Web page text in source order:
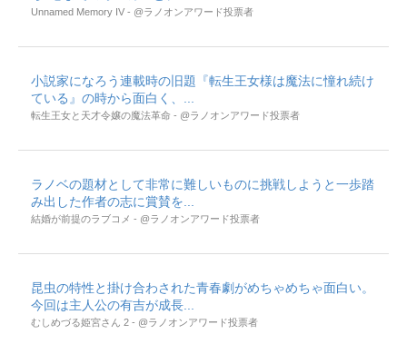
Unnamed Memory IV - @ラノオンアワード投票者
小説家になろう連載時の旧題『転生王女様は魔法に憧れ続け
ている』の時から面白く、...
転生王女と天才令嬢の魔法革命 - @ラノオンアワード投票者
ラノベの題材として非常に難しいものに挑戦しようと一歩踏
み出した作者の志に賞賛を...
結婚が前提のラブコメ - @ラノオンアワード投票者
昆虫の特性と掛け合わされた青春劇がめちゃめちゃ面白い。
今回は主人公の有吉が成長...
むしめづる姫宮さん 2 - @ラノオンアワード投票者